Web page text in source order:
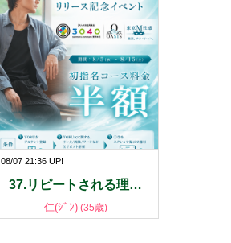
08/07 21:36 UP!
37.リピートされる理…
仁(ｼﾞﾝ) (35歳)